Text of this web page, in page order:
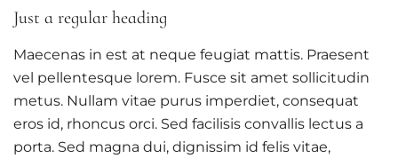
Just a regular heading
Maecenas in est at neque feugiat mattis. Praesent
vel pellentesque lorem. Fusce sit amet sollicitudin
metus. Nullam vitae purus imperdiet, consequat
eros id, rhoncus orci. Sed facilisis convallis lectus a
porta. Sed magna dui, dignissim id felis vitae,